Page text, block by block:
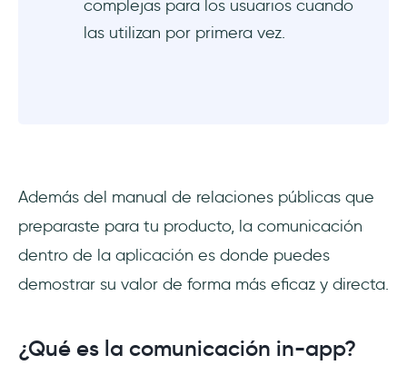
complejas para los usuarios cuando
las utilizan por primera vez.
Además del manual de relaciones públicas que
preparaste para tu producto, la comunicación
dentro de la aplicación es donde puedes
demostrar su valor de forma más eficaz y directa.
¿Qué es la comunicación in-app?